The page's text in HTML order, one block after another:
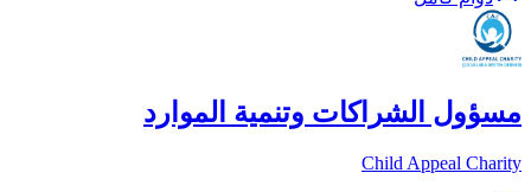
مسؤول الشراكات وتنمية الموارد
Child Appeal Charity